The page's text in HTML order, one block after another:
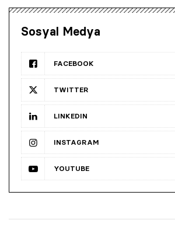
Sosyal Medya
FACEBOOK
TWITTER
LINKEDIN
INSTAGRAM
YOUTUBE